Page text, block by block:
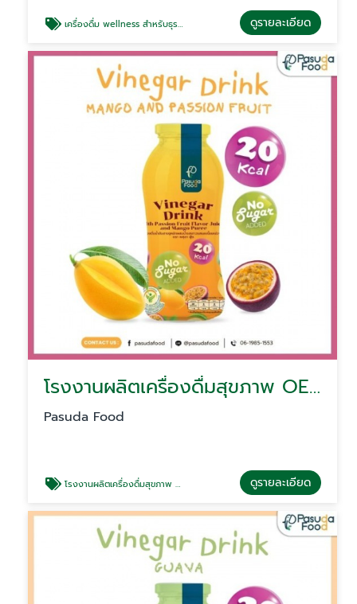
เครื่องดื่ม wellness สำหรับธุรกิจ healthy drink ดูรายละเอียด
โรงงานผลิตเครื่องดื่มสุขภาพ OEM รับผลิตสำหรับโรงแรม ร้านอาหาร คาเฟ่ น้ำผลไม้ Supermarket
Pasuda Food
โรงงานผลิตเครื่องดื่มสุขภาพ OEM ดูรายละเอียด